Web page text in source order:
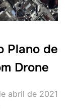
Plano de
Drone
abril de 2021